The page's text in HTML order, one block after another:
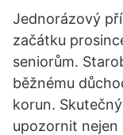
Jednorázový
začátku
seniorům.
běžnému
korun.
upozornit nejen